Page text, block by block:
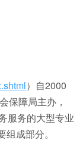
）自2000
保障局主办，
服务的大型专业
成部分。